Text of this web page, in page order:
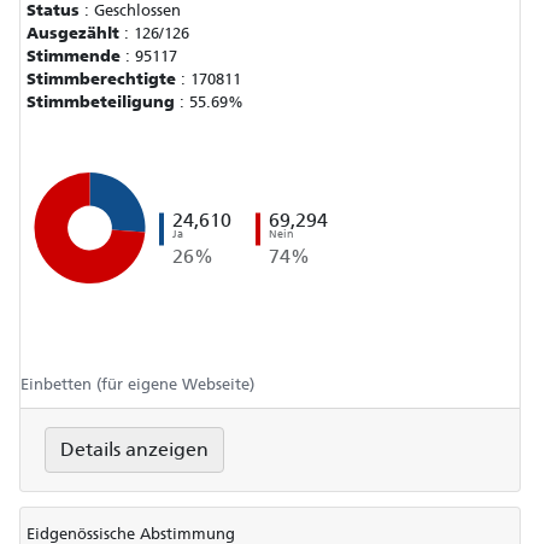
Status : Geschlossen
Ausgezählt : 126/126
Stimmende : 95117
Stimmberechtigte : 170811
Stimmbeteiligung : 55.69%
24,610
Ja
26%
69,294
Nein
74%
Einbetten (für eigene Webseite)
Details anzeigen
Eidgenössische Abstimmung